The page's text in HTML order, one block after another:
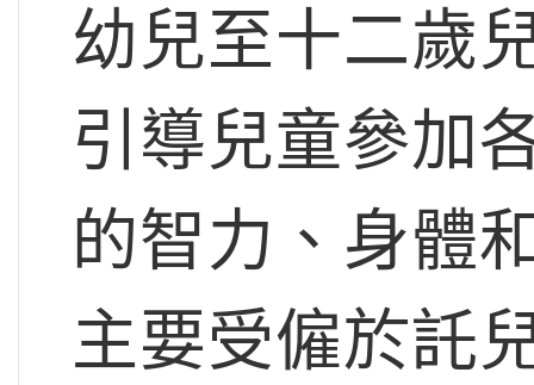
幼兒至十二歲
引導兒童參加
的智力、身體
主要受僱於託